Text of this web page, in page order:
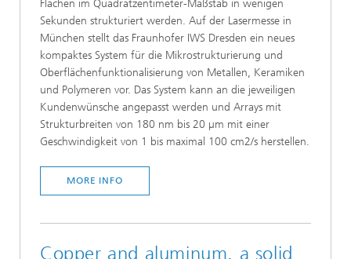
Flächen im Quadratzentimeter-Maßstab in wenigen
Sekunden strukturiert werden. Auf der Lasermesse in
München stellt das Fraunhofer IWS Dresden ein neues
kompaktes System für die Mikrostrukturierung und
Oberflächenfunktionalisierung von Metallen, Keramiken
und Polymeren vor. Das System kann an die jeweiligen
Kundenwünsche angepasst werden und Arrays mit
Strukturbreiten von 180 nm bis 20 µm mit einer
Geschwindigkeit von 1 bis maximal 100 cm2/s herstellen.
MORE INFO
Copper and aluminum, a solid